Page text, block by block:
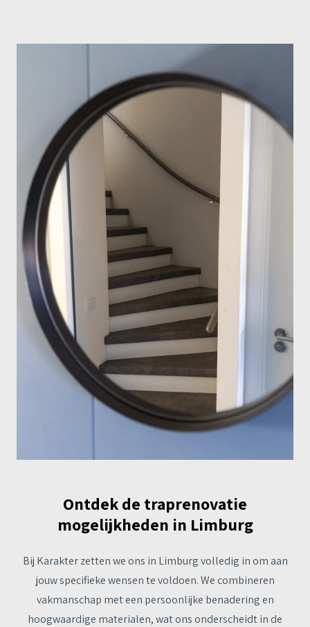
Ontdek de traprenovatie
mogelijkheden in Limburg
Bij Karakter zetten we ons in Limburg volledig in om aan
jouw specifieke wensen te voldoen. We combineren
vakmanschap met een persoonlijke benadering en
hoogwaardige materialen, wat ons onderscheidt in de